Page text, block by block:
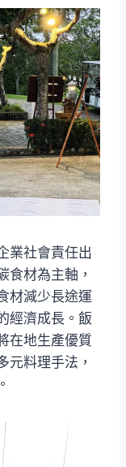
業社會責任出
食材為主軸，
材減少長途運
經濟成長。飯
在地生產優質
元料理手法，